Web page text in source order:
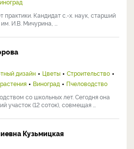
практики. Кандидат с.-х. наук, старший
И.В. Мичурина, ...
дизайн Цветы
Строительство
Виноград
Пчеловодство
со школьных лет. Сегодня она
участок (12 соток), совмещая ...
Кузьмицкая